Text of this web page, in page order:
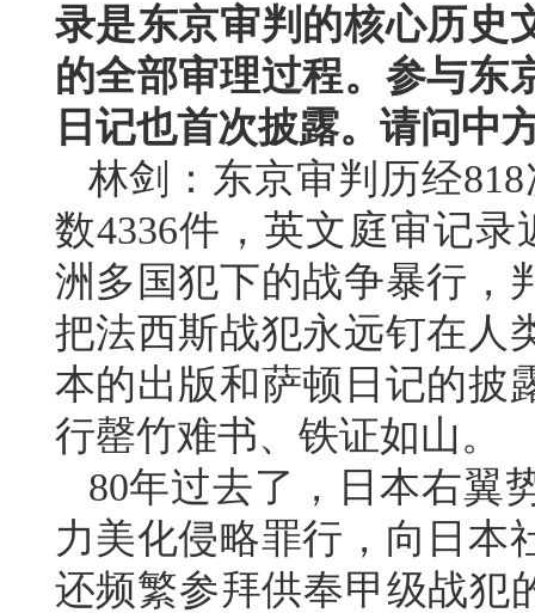
录是东京审判的核心历史
的全部审理过程。参与东
日记也首次披露。请问中
林剑：东京审判历经
数4336件，英文庭审记
洲多国犯下的战争暴行，
把法西斯战犯永远钉在人
本的出版和萨顿日记的披
行罄竹难书、铁证如山。
80年过去了，日本右翼
力美化侵略罪行，向日本
还频繁参拜供奉甲级战犯